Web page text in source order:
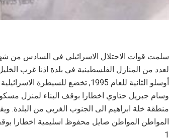
لعدد من المنازل الفلسطينية في بلدة اذنا غرب
أوسلو الثانية للعام 1995, تخضع
منطقة خلة ابراهيم الى الجنوب الغربي من
المواطن المواطن صايل محفوظ اسليمية اخطارا
1